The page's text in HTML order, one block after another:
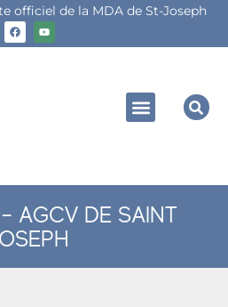
officiel de la MDA de St-Joseph
AGCV DE SAINT